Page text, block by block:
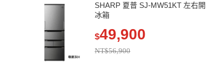
SHARP 夏普 SJ-MW51KT 左右開
冰箱
$49,900
NT$56,900